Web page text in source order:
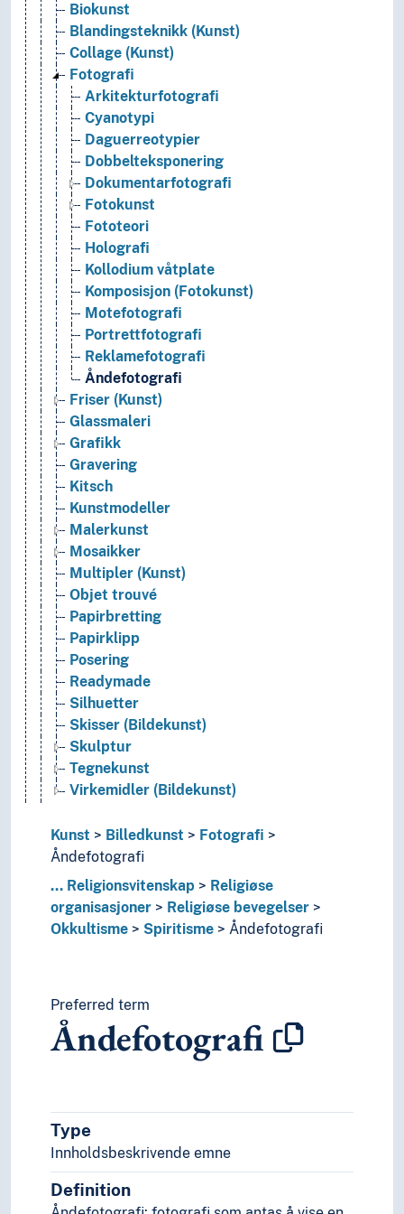
Biokunst
Blandingsteknikk (Kunst)
Collage (Kunst)
Fotografi
Arkitekturfotografi
Cyanotypi
Daguerreotypier
Dobbelteksponering
Dokumentarfotografi
Fotokunst
Fototeori
Holografi
Kollodium våtplate
Komposisjon (Fotokunst)
Motefotografi
Portrettfotografi
Reklamefotografi
Åndefotografi
Friser (Kunst)
Glassmaleri
Grafikk
Gravering
Kitsch
Kunstmodeller
Malerkunst
Mosaikker
Multipler (Kunst)
Objet trouvé
Papirbretting
Papirklipp
Posering
Readymade
Silhuetter
Skisser (Bildekunst)
Skulptur
Tegnekunst
Virkemidler (Bildekunst)
Film
Folkekunst
Improvisasjon
Kalligrafi
Kunstforståelse
Kunstnergrupper
Kunstnerisk virksomhet
Kunstnertekster
Musikk
Scenekunst
Stil (Kunst)
Visuell kultur
Lingvistikk
Kunst Billedkunst
Fotografi
Åndefotografi
... Religionsvitenskap
Religiøse
organisasjoner
Religiøse bevegelser
Okkultisme
Spiritisme Åndefotografi
Preferred term
Åndefotografi
Type
Innholdsbeskrivende emne
Definition